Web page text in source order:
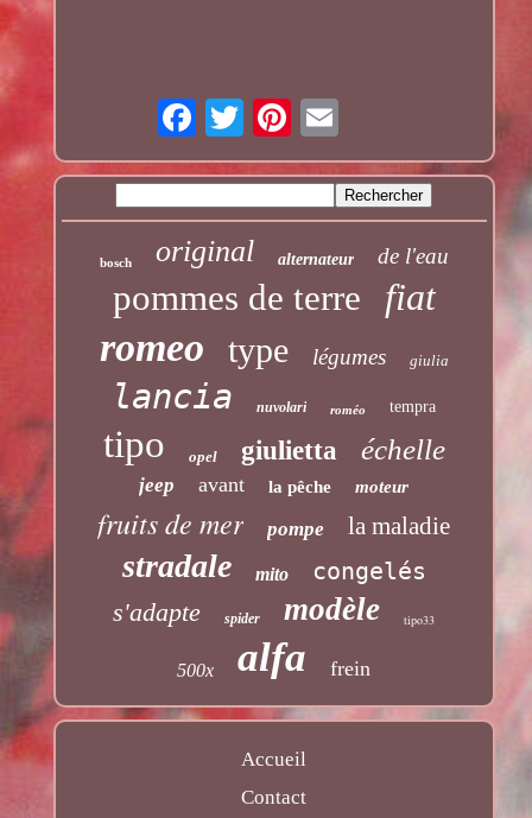
bosch original alternateur de l'eau
pommes de terre fiat
romeo type légumes giulia
lancia nuvolari roméo tempra
tipo opel giulietta échelle
jeep avant la pêche moteur
fruits de mer pompe la maladie
stradale mito congelés
s'adapte spider modèle tipo33
500x alfa frein
Accueil
Contact